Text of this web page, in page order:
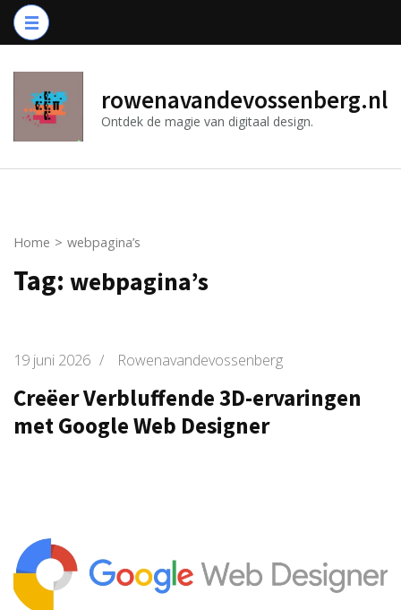
Ga
naar
(druk
Enter)
rowenavandevossenberg.nl
Ontdek de magie van digitaal design.
Home > webpagina’s
Tag: webpagina’s
19 juni 2026 / Rowenavandevossenberg
Creëer Verbluffende 3D-ervaringen
met Google Web Designer